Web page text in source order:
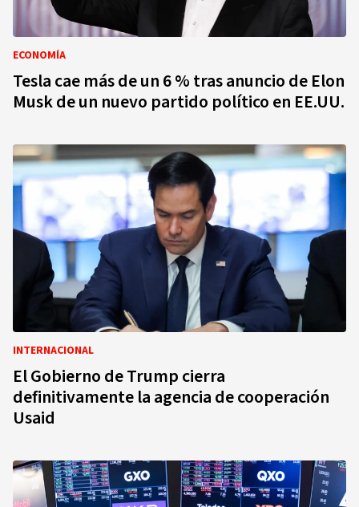
ECONOMÍA
Tesla cae más de un 6 % tras anuncio de Elon
Musk de un nuevo partido político en EE.UU.
INTERNACIONAL
El Gobierno de Trump cierra
definitivamente la agencia de cooperación
Usaid